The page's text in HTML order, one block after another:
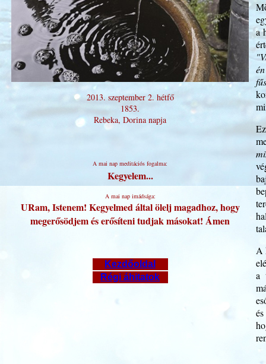
2013. szeptember 2. hétfő
1853.
Rebeka, Dorina napja
A mai nap meditációs fogalma:
Kegyelem...
A mai nap imádsága:
URam, Istenem! Kegyelmed által ölelj magadhoz, hogy
megerősödjem és erősíteni tudjak másokat! Ámen
Kezdőoldal
Régi áhitatok
a
A
a